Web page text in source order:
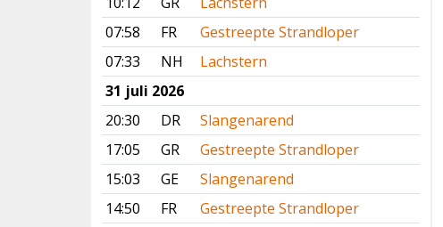
07:58
FR
Gestreepte Strandloper
07:33
NH
Lachstern
31 juli 2026
20:30
DR
Slangenarend
17:05
GR
Gestreepte Strandloper
15:03
GE
Slangenarend
14:50
FR
Gestreepte Strandloper